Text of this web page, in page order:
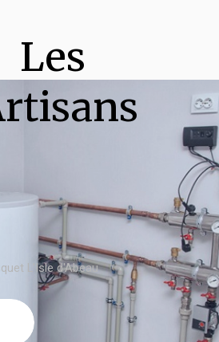
Les
L'Isle d'Abeau